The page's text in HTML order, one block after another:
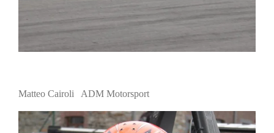
Matteo Cairoli ADM Motorsport